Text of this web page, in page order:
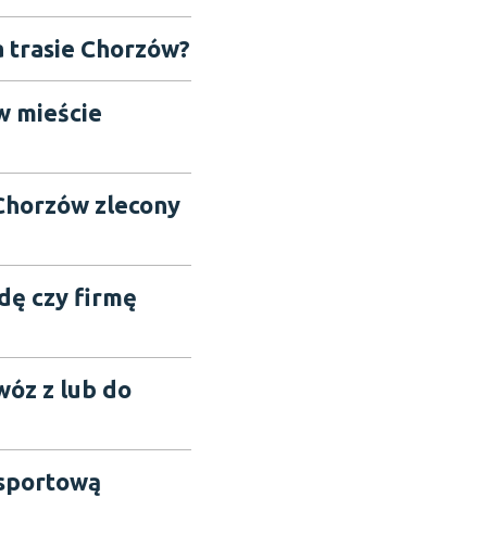
Chorzów?
mieście
zlecony
czy firmę
z lub do